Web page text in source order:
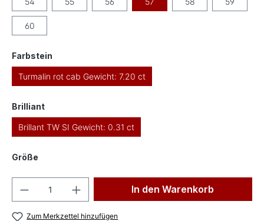
60
Farbstein
Turmalin rot cab Gewicht: 7.20 ct
Brilliantauswählen
Brillant TW SI Gewicht: 0.31 ct
Größe
Produkt Anzahl: Gib den gewünschten
In den Warenkorb
Zum Merkzettel hinzufügen